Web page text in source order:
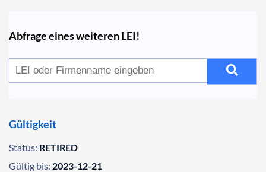
Abfrage eines weiteren LEI!
Gültigkeit
Status: RETIRED
Gültig bis: 2023-12-21